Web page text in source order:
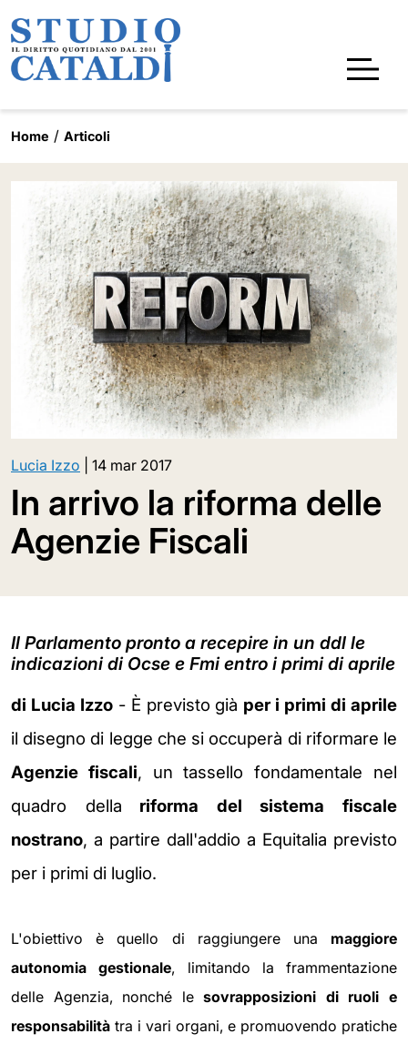
Home Articoli
Lucia Izzo 14 mar 2017
In arrivo la riforma delle
Agenzie Fiscali
Il Parlamento pronto a recepire in un ddl le
indicazioni di Ocse e Fmi entro i primi di aprile
di Lucia Izzo- È previsto già per i primi di aprile
il disegno di legge che si occuperà di riformare le
Agenzie fiscali, un tassello fondamentale nel
quadro della riforma del sistema fiscale
nostrano, a partire dall'addio a Equitalia previsto
per i primi di luglio.
L'obiettivo è quello di raggiungere una maggiore
autonomia gestionale, limitando la frammentazione
delle Agenzia, nonché lesovrapposizioni di ruoli e
responsabilità tra i vari organi, e promuovendo pratiche